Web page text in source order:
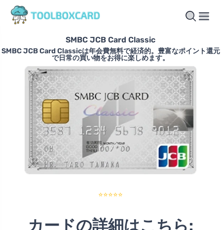
SMBC JCB Card Classic
SMBC JCB Card Classicは年会費無料で経済的。豊富なポイント還元
で日常の買い物をお得に楽しめます。
⭐⭐⭐⭐⭐
カードの詳細はこちら: